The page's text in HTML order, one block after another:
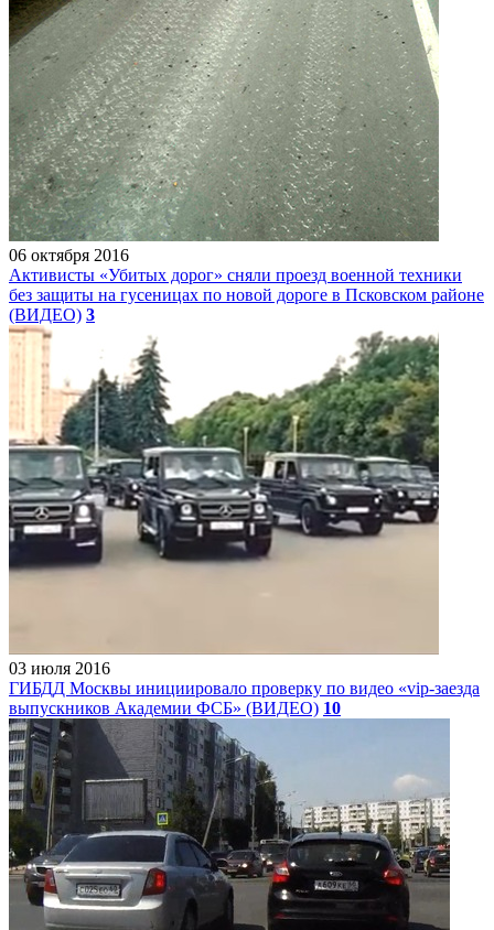
06 октября 2016
Активисты «Убитых дорог» сняли проезд военной техники
без защиты на гусеницах по новой дороге в Псковском районе
(ВИДЕО) 3
03 июля 2016
ГИБДД Москвы инициировало проверку по видео «vip-заезда
выпускников Академии ФСБ» (ВИДЕО) 10